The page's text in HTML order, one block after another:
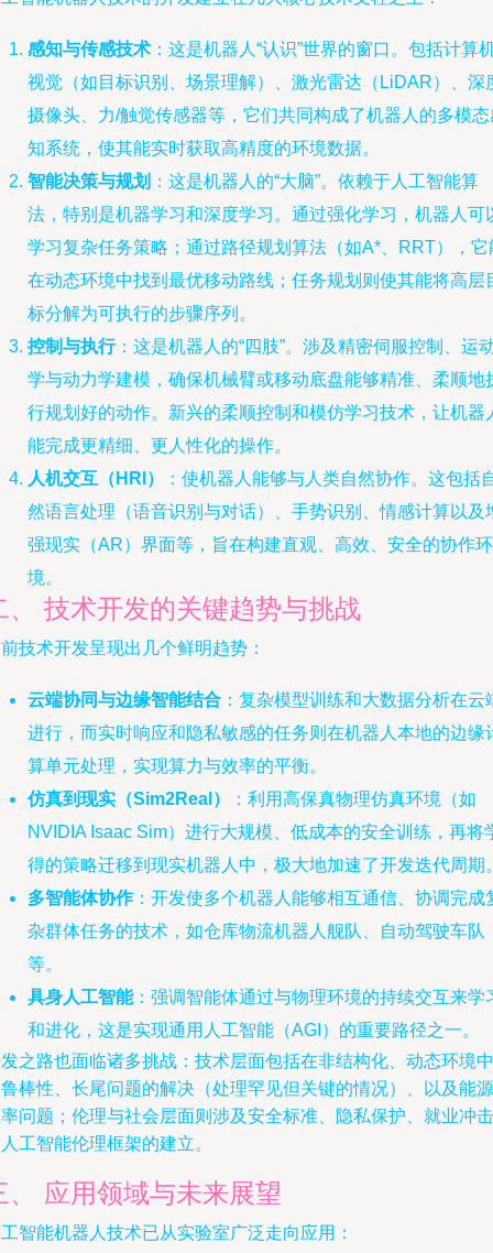
感知与传感技术 ：这是机器人“认识”世界的窗口。包括计算
视觉（如目标识别、场景理解）、激光雷达（LiDAR）、深
摄像头、力/触觉传感器等，它们共同构成了机器人的多模态
知系统，使其能实时获取高精度的环境数据。
智能决策与规划 ：这是机器人的“大脑”。依赖于人工智能算
法，特别是机器学习和深度学习。通过强化学习，机器人可
学习复杂任务策略；通过路径规划算法（如A*、RRT），它
在动态环境中找到最优移动路线；任务规划则使其能将高层
标分解为可执行的步骤序列。
控制与执行：这是机器人的“四肢”。涉及精密伺服控制、运
学与动力学建模，确保机械臂或移动底盘能够精准、柔顺地
行规划好的动作。新兴的柔顺控制和模仿学习技术，让机器
能完成更精细、更人性化的操作。
人机交互（HRI）
：使机器人能够与人类自然协作。这包括
然语言处理（语音识别与对话）、手势识别、情感计算以及
强现实（AR）界面等，旨在构建直观、高效、安全的协作环
境。
、 技术开发的关键趋势与挑战
技术开发呈现出几个鲜明趋势：
云端协同与边缘智能结合 ：复杂模型训练和大数据分析在云
进行，而实时响应和隐私敏感的任务则在机器人本地的边缘
算单元处理，实现算力与效率的平衡。
仿真到现实（Sim2Real）
：利用高保真物理仿真环境（如
NVIDIA Isaac Sim）进行大规模、低成本的安全训练，再将
得的策略迁移到现实机器人中，极大地加速了开发迭代周期
多智能体协作：开发使多个机器人能够相互通信、协调完成
杂群体任务的技术，如仓库物流机器人舰队、自动驾驶车队
等。
具身人工智能：强调智能体通过与物理环境的持续交互来学
和进化，这是实现通用人工智能（AGI）的重要路径之一。
之路也面临诸多挑战：技术层面包括在非结构化、动态环境中
棒性、长尾问题的解决（处理罕见但关键的情况）、以及能源
问题；伦理与社会层面则涉及安全标准、隐私保护、就业冲击
工智能伦理框架的建立。
、 应用领域与未来展望
智能机器人技术已从实验室广泛走向应用：